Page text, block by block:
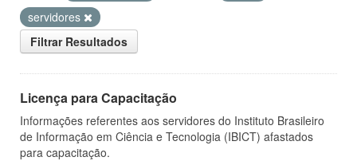
servidores
Filtrar Resultados
Licença para Capacitação
Informações referentes aos servidores do Instituto Brasileiro
de Informação em Ciência e Tecnologia (IBICT) afastados
para capacitação.